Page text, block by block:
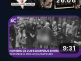
code :
▶ 30 jours gratuit
de bien-être
Rendez-vous
9:31